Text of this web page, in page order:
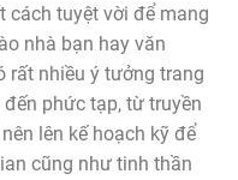
cách tuyệt vời để mang
nhà bạn hay văn
rất nhiều ý tưởng trang
phức tạp, từ truyền
lên kế hoạch kỹ để
cũng như tinh thần